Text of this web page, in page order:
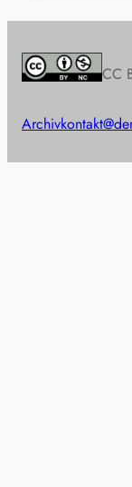
CC
Archiv